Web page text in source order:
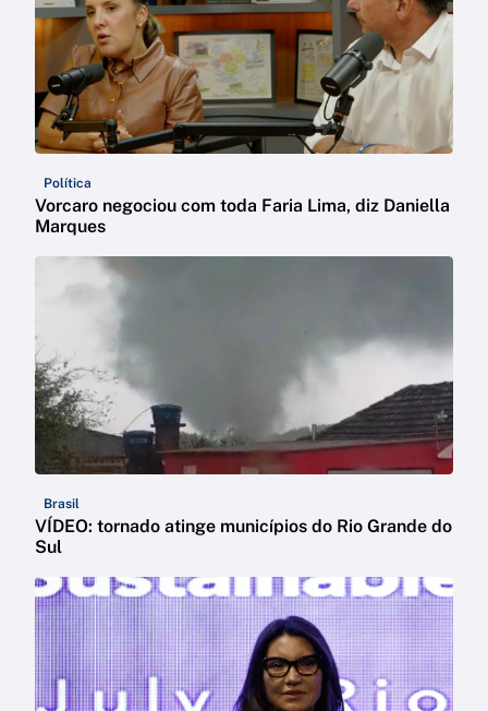
Política
Vorcaro negociou com toda Faria Lima, diz Daniella
Marques
Brasil
VÍDEO: tornado atinge municípios do Rio Grande do
Sul